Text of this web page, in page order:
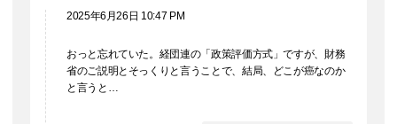
2025年6月26日 10:47 PM
おっと忘れていた。経団連の「政策評価方式」ですが、財務
省のご説明とそっくりと言うことで、結局、どこが癌なのか
と言うと…